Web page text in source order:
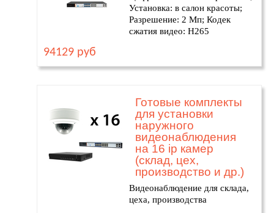
Установка: в салон красоты;
Разрешение: 2 Мп; Кодек
сжатия видео: H265
94129 руб
Готовые комплекты
для установки
наружного
видеонаблюдения
на 16 ip камер
(склад, цех,
производство и др.)
Видеонаблюдение для склада,
цеха, производства